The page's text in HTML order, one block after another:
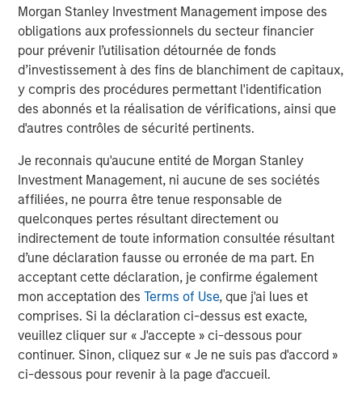
Morgan Stanley Investment Management impose des
obligations aux professionnels du secteur financier
pour prévenir l’utilisation détournée de fonds
d’investissement à des fins de blanchiment de capitaux,
y compris des procédures permettant l'identification
des abonnés et la réalisation de vérifications, ainsi que
d'autres contrôles de sécurité pertinents.
Je reconnais qu'aucune entité de Morgan Stanley
Investment Management, ni aucune de ses sociétés
affiliées, ne pourra être tenue responsable de
quelconques pertes résultant directement ou
indirectement de toute information consultée résultant
d’une déclaration fausse ou erronée de ma part. En
acceptant cette déclaration, je confirme également
mon acceptation desTerms of Use, que j'ai lues et
comprises. Si la déclaration ci-dessus est exacte,
veuillez cliquer sur « J'accepte » ci-dessous pour
continuer. Sinon, cliquez sur « Je ne suis pas d'accord »
ci-dessous pour revenir à la page d'accueil.
shopping for insurance by removing barriers and
introducing transparency and choice,” added Mr. Wolfe. “I
am excited to partner with my fellow board members and
the Company’s management team to drive continued
growth of its robust insurance sales and healthcare
services solutions, which play a crucial role in
safeguarding and enhancing the financial well-being and
Mr. Vukovic is a Partner at Newlight Partners, where he
focuses on investments in the healthcare industry.
Representative investments include Oak Street Health
(acquired by CVS Health) and Zing Health. He has over 20
years of private equity investing experience.
Ashwin Krishnan, Managing Director and Co-Head of
North America Private Credit at Morgan Stanley
Investment Management stated, “We are pleased to
partner with SelectQuote and lead this financing
alongside our partners Bain Capital and Newlight. We
believe this investment, along with the Company’s recent